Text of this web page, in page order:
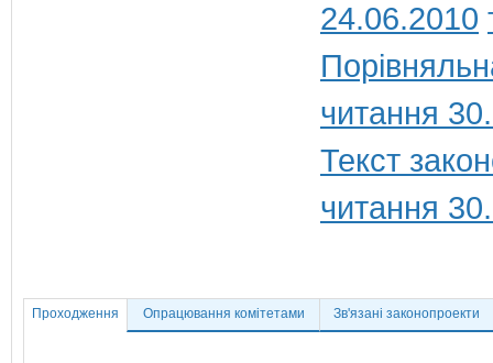
24.06.2010
читання
Текст
читання
Проходження Опрацювання комітетами Зв'язані законопроекти